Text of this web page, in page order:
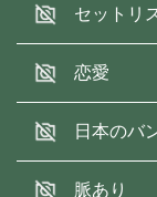
セットリ
恋愛
日本のバ
脈あり